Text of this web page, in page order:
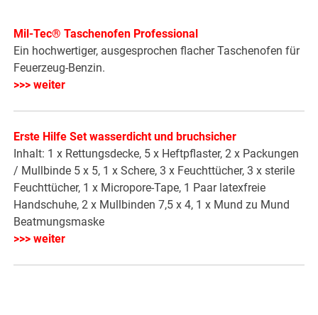
Mil-Tec® Taschenofen Professional
Ein hochwertiger, ausgesprochen flacher Taschenofen für
Feuerzeug-Benzin.
>>> weiter
Erste Hilfe Set wasserdicht und bruchsicher
Inhalt: 1 x Rettungsdecke, 5 x Heftpflaster, 2 x Packungen
/ Mullbinde 5 x 5, 1 x Schere, 3 x Feuchttücher, 3 x sterile
Feuchttücher, 1 x Micropore-Tape, 1 Paar latexfreie
Handschuhe, 2 x Mullbinden 7,5 x 4, 1 x Mund zu Mund
Beatmungsmaske
>>> weiter